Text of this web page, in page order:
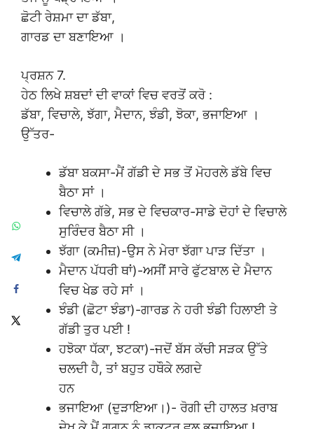
ਛੋਟੀ ਰੇਸ਼ਮਾ ਦਾ ਡੱਬਾ,
ਗਾਰਡ ਦਾ ਬਣਾਇਆ ।
ਪ੍ਰਸ਼ਨ 7.
ਹੇਠ ਲਿਖੇ ਸ਼ਬਦਾਂ ਦੀ ਵਾਕਾਂ ਵਿਚ ਵਰਤੋਂ ਕਰੋ :
ਡੱਬਾ, ਵਿਚਾਲੇ, ਝੱਗਾ, ਮੈਦਾਨ, ਝੰਡੀ, ਝੋਕਾ, ਭਜਾਇਆ ।
ਉੱਤਰ-
ਡੱਬਾ ਬਕਸਾ-ਮੈਂ ਗੱਡੀ ਦੇ ਸਭ ਤੋਂ ਮੋਹਰਲੇ ਡੱਬੇ ਵਿਚ
ਬੈਠਾ ਸਾਂ ।
ਵਿਚਾਲੇ ਗੱਭੇ, ਸਭ ਦੇ ਵਿਚਕਾਰ-ਸਾਡੇ ਦੋਹਾਂ ਦੇ ਵਿਚਾਲੇ
ਸੁਰਿੰਦਰ ਬੈਠਾ ਸੀ ।
ਝੱਗਾ (ਕਮੀਜ਼)-ਉਸ ਨੇ ਮੇਰਾ ਝੱਗਾ ਪਾੜ ਦਿੱਤਾ ।
ਮੈਦਾਨ ਪੱਧਰੀ ਥਾਂ)-ਅਸੀਂ ਸਾਰੇ ਫੁੱਟਬਾਲ ਦੇ ਮੈਦਾਨ
ਵਿਚ ਖੇਡ ਰਹੇ ਸਾਂ ।
ਝੰਡੀ (ਛੋਟਾ ਝੰਡਾ)-ਗਾਰਡ ਨੇ ਹਰੀ ਝੰਡੀ ਹਿਲਾਈ ਤੇ
ਗੱਡੀ ਤੁਰ ਪਈ !
ਹਝੋਕਾ ਧੱਕਾ, ਝਟਕਾ)-ਜਦੋਂ ਬੱਸ ਕੱਚੀ ਸੜਕ ਉੱਤੇ
ਚਲਦੀ ਹੈ, ਤਾਂ ਬਹੁਤ ਹਥੌਕੇ ਲਗਦੇ
ਹਨ
ਭਜਾਇਆ (ਦੁੜਾਇਆ।)- ਰੋਗੀ ਦੀ ਹਾਲਤ ਖ਼ਰਾਬ